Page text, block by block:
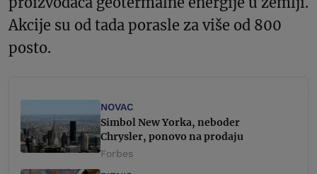
Akcije su od tada porasle za više od 800
posto.
NOVAC
Simbol New Yorka, neboder
Chrysler, ponovo na prodaju
Forbes